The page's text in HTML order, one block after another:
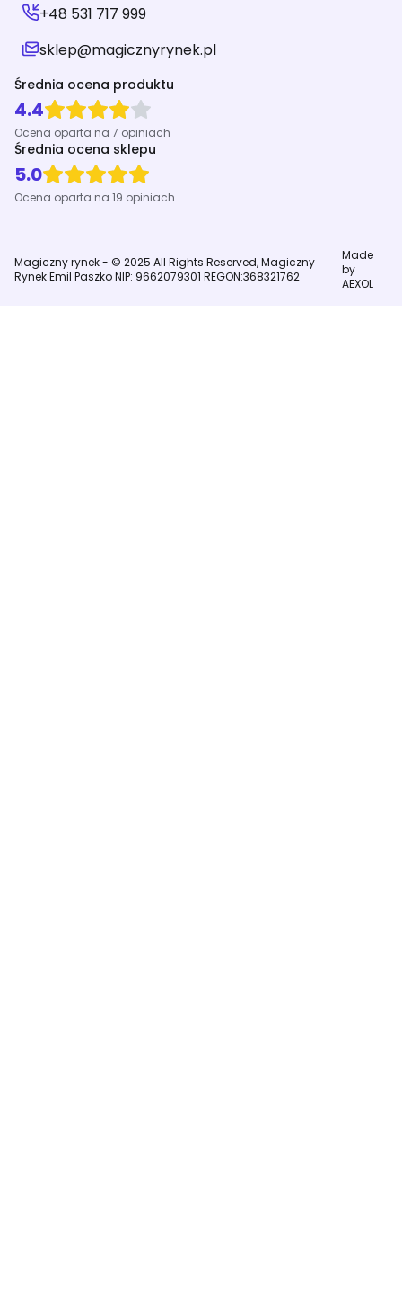
+48 531 717 999
sklep@magicznyrynek.pl
Średnia ocena produktu
4.4
Ocena oparta na 7 opiniach
Średnia ocena sklepu
5.0
Ocena oparta na 19 opiniach
Magiczny rynek - © 2025 All Rights Reserved, Magiczny
Rynek Emil Paszko NIP: 9662079301 REGON:368321762
Made
by
AEXOL